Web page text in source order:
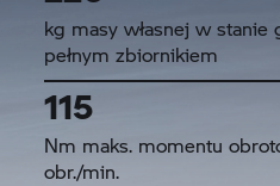
kg masy własnej w
pełnym zbiornikiem
115
Nm maks. momentu
obr./min.